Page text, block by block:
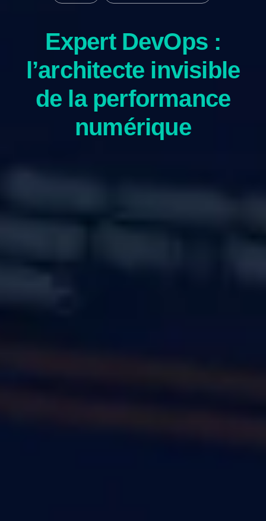
Expert DevOps :
l’architecte invisible
de la performance
numérique